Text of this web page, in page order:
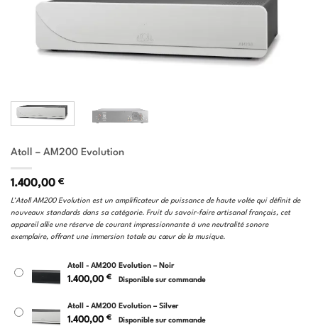
Atoll – AM200 Evolution
1.400,00 €
L’Atoll AM200 Evolution est un amplificateur de puissance de haute volée qui définit de
nouveaux standards dans sa catégorie. Fruit du savoir-faire artisanal français, cet
appareil allie une réserve de courant impressionnante à une neutralité sonore
exemplaire, offrant une immersion totale au cœur de la musique.
Atoll - AM200 Evolution – Noir
1.400,00 € Disponible sur commande
Atoll - AM200 Evolution – Silver
1.400,00 € Disponible sur commande